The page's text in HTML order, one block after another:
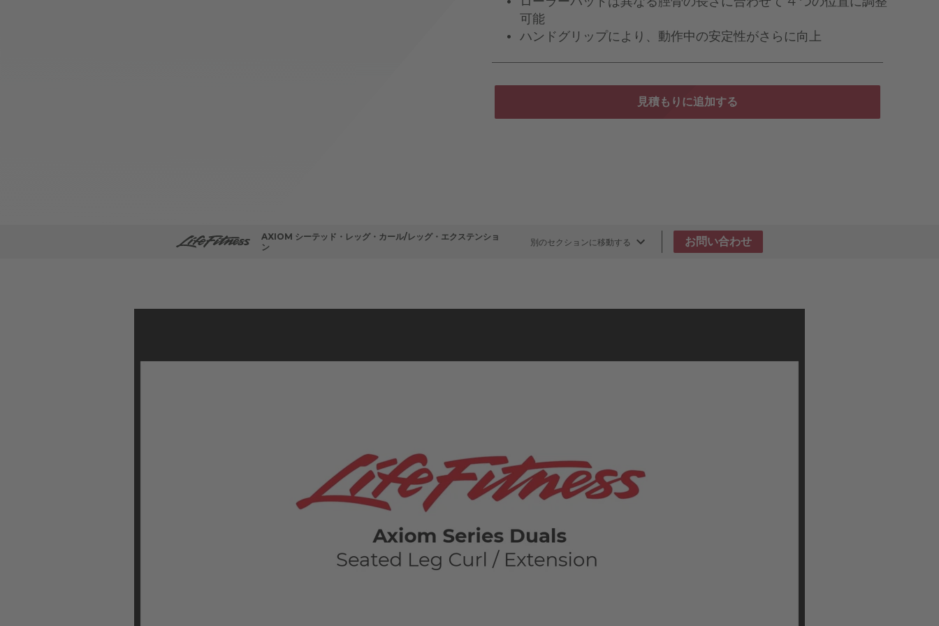
可能
ハンドグリップにより、動作中の安定性がさらに向上
見積もりに追加する
AXIOM シーテッド・レッグ・カール/レッグ・エクステンショ
ン
別のセクションに移動する お問い合わせ